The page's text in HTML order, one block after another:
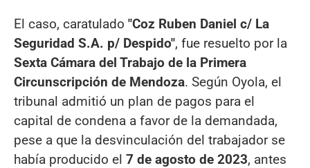
El caso, caratulado "Coz Ruben Daniel c/ La
Seguridad S.A. p/ Despido", fue resuelto por la
Sexta Cámara del Trabajo de la Primera
Circunscripción de Mendoza. Según Oyola, el
tribunal admitió un plan de pagos para el
capital de condena a favor de la demandada,
pese a que la desvinculación del trabajador se
había producido el 7 de agosto de 2023, antes